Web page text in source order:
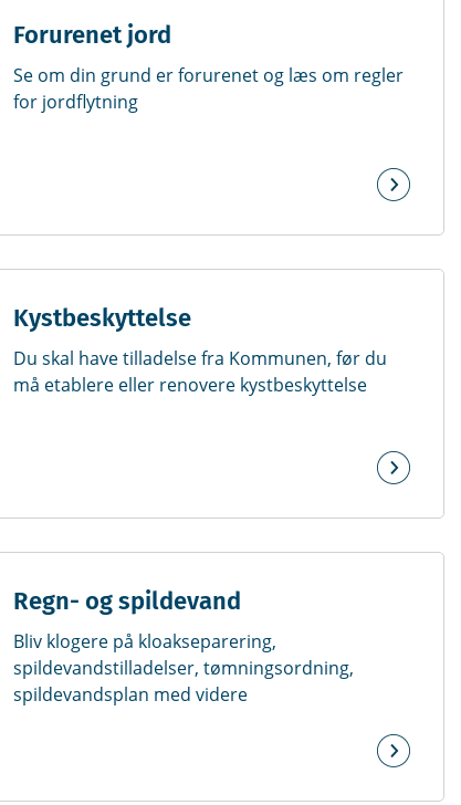
Forurenet jord
Se om din grund er forurenet og læs om regler
for jordflytning
Kystbeskyttelse
Du skal have tilladelse fra Kommunen, før du
må etablere eller renovere kystbeskyttelse
Regn- og spildevand
Bliv klogere på kloakseparering,
spildevandstilladelser, tømningsordning,
spildevandsplan med videre